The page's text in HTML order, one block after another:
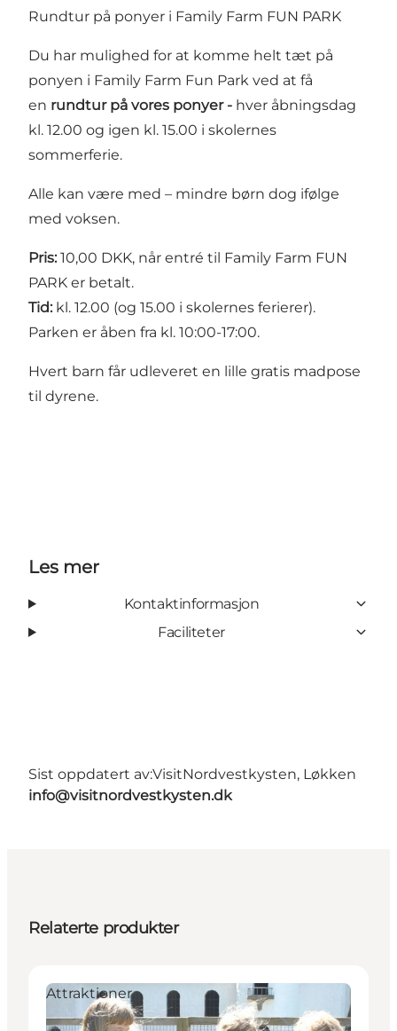
Rundtur på ponyer i Family Farm FUN PARK
Du har mulighed for at komme helt tæt på
ponyen i Family Farm Fun Park ved at få
en rundtur på vores ponyer - hver åbningsdag
kl. 12.00 og igen kl. 15.00 i skolernes
sommerferie.
Alle kan være med – mindre børn dog ifølge
med voksen.
Pris: 10,00 DKK, når entré til Family Farm FUN
PARK er betalt.
Tid: kl. 12.00 (og 15.00 i skolernes ferierer).
Parken er åben fra kl. 10:00-17:00.
Hvert barn får udleveret en lille gratis madpose
til dyrene.
Les mer
Kontaktinformasjon
Faciliteter
Sist oppdatert av:VisitNordvestkysten, Løkken
info@visitnordvestkysten.dk
Relaterte produkter
Attraktioner